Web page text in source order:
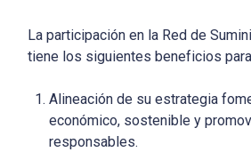
La participación en la Red de
tiene los siguientes beneficios
Alineación de su estrategia
económico, sostenible y
responsables.